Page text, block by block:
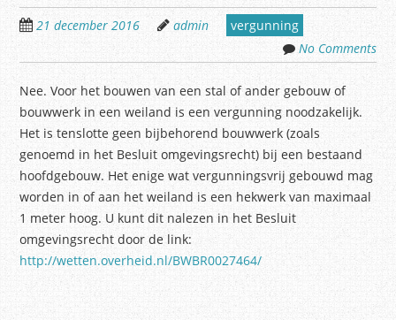
21 december 2016 admin
vergunning
No Comments
Nee. Voor het bouwen van een stal of ander gebouw of
bouwwerk in een weiland is een vergunning noodzakelijk.
Het is tenslotte geen bijbehorend bouwwerk (zoals
genoemd in het Besluit omgevingsrecht) bij een bestaand
hoofdgebouw. Het enige wat vergunningsvrij gebouwd mag
worden in of aan het weiland is een hekwerk van maximaal
1 meter hoog. U kunt dit nalezen in het Besluit
omgevingsrecht door de link:
http://wetten.overheid.nl/BWBR0027464/